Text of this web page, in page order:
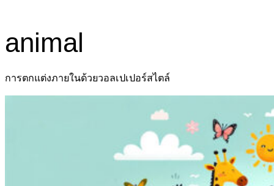
animal
การตกแต่งภายในด้วยวอลเปเปอร์สไตล์